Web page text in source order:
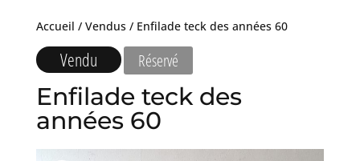
Accueil / Vendus/ Enfilade teck des années 60
Vendu Réservé
Enfilade teck des
années 60